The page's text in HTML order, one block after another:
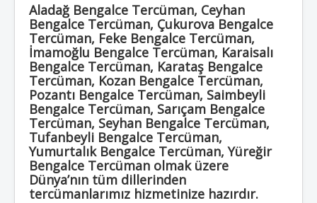
Aladağ Bengalce Tercüman, Ceyhan
Bengalce Tercüman, Çukurova Bengalce
Tercüman, Feke Bengalce Tercüman,
İmamoğlu Bengalce Tercüman, Karaisalı
Bengalce Tercüman, Karataş Bengalce
Tercüman, Kozan Bengalce Tercüman,
Pozantı Bengalce Tercüman, Saimbeyli
Bengalce Tercüman, Sarıçam Bengalce
Tercüman, Seyhan Bengalce Tercüman,
Tufanbeyli Bengalce Tercüman,
Yumurtalık Bengalce Tercüman, Yüreğir
Bengalce Tercüman olmak üzere
Dünya’nın tüm dillerinden
tercümanlarımız hizmetinize hazırdır.